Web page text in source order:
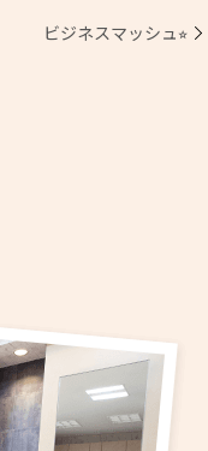
ビジネスマッシュ⭐︎